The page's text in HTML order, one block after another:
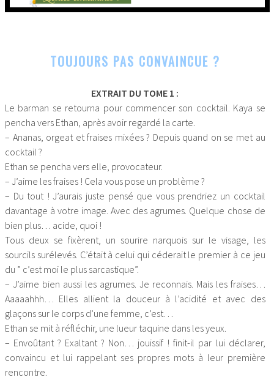
TOUJOURS PAS CONVAINCUE ?
EXTRAIT DU TOME 1 :
Le barman se retourna pour commencer son cocktail. Kaya se
pencha vers Ethan, après avoir regardé la carte.
– Ananas, orgeat et fraises mixées ? Depuis quand on se met au
cocktail ?
Ethan se pencha vers elle, provocateur.
– J’aime les fraises ! Cela vous pose un problème ?
– Du tout ! J’aurais juste pensé que vous prendriez un cocktail
davantage à votre image. Avec des agrumes. Quelque chose de
bien plus… acide, quoi !
Tous deux se fixèrent, un sourire narquois sur le visage, les
sourcils surélevés. C’était à celui qui céderait le premier à ce jeu
du ” c’est moi le plus sarcastique”.
– J’aime bien aussi les agrumes. Je reconnais. Mais les fraises…
Aaaaahhh… Elles allient la douceur à l’acidité et avec des
glaçons sur le corps d’une femme, c’est…
Ethan se mit à réfléchir, une lueur taquine dans les yeux.
– Envoûtant ? Exaltant ? Non… jouissif ! finit-il par lui déclarer,
convaincu et lui rappelant ses propres mots à leur première
rencontre.